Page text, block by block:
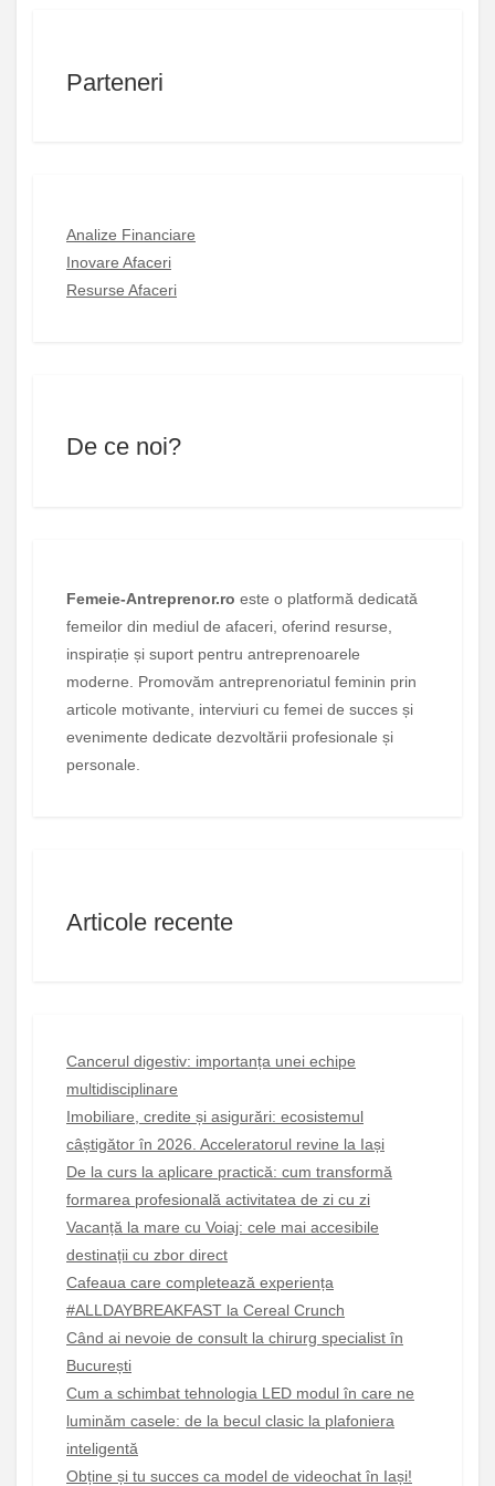
Parteneri
Analize Financiare
Inovare Afaceri
Resurse Afaceri
De ce noi?
Femeie-Antreprenor.ro este o platformă dedicată
femeilor din mediul de afaceri, oferind resurse,
inspirație și suport pentru antreprenoarele
moderne. Promovăm antreprenoriatul feminin prin
articole motivante, interviuri cu femei de succes și
evenimente dedicate dezvoltării profesionale și
personale.
Articole recente
Cancerul digestiv: importanța unei echipe
multidisciplinare
Imobiliare, credite și asigurări: ecosistemul
câștigător în 2026. Acceleratorul revine la Iași
De la curs la aplicare practică: cum transformă
formarea profesională activitatea de zi cu zi
Vacanță la mare cu Voiaj: cele mai accesibile
destinații cu zbor direct
Cafeaua care completează experiența
#ALLDAYBREAKFAST la Cereal Crunch
Când ai nevoie de consult la chirurg specialist în
București
Cum a schimbat tehnologia LED modul în care ne
luminăm casele: de la becul clasic la plafoniera
inteligentă
Obține și tu succes ca model de videochat în Iași!